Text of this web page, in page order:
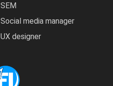
SEM
Social media manager
UX designer